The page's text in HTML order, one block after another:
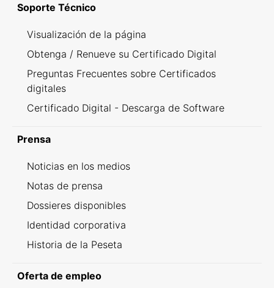
Soporte Técnico
Visualización de la página
Obtenga / Renueve su Certificado Digital
Preguntas Frecuentes sobre Certificados
digitales
Certificado Digital - Descarga de Software
Prensa
Noticias en los medios
Notas de prensa
Dossieres disponibles
Identidad corporativa
Historia de la Peseta
Oferta de empleo